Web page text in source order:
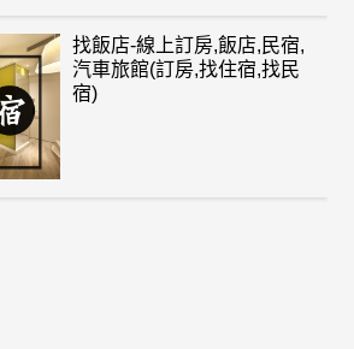
找飯店-線上訂房,飯店,民宿,
汽車旅館(訂房,找住宿,找民
宿)